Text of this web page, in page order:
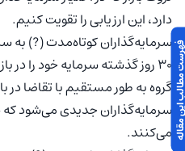
دارد، این ارزیابی را تقویت کنیم.
سرمایه‌گذاران کوتاه‌مدت (?) به
30 روز گذشته سرمایه خود را در
گروه به طور مستقیم با تقاضا در
سرمایه‌گذاران جدیدی می‌شود که
می‌کنند. مقاله